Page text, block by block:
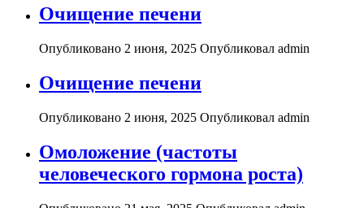
Очищение печени
Опубликовано 2 июня, 2025 Опубликовал admin
Очищение печени
Опубликовано 2 июня, 2025 Опубликовал admin
Омоложение (частоты
человеческого гормона роста)